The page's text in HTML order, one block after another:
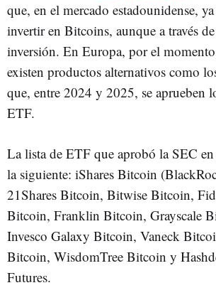
que, en el mercado estadounidense,
invertir en Bitcoins, aunque a través
inversión. En Europa, por el
existen productos alternativos como
que, entre 2024 y 2025, se aprueben
ETF.
La lista de ETF que aprobó la SEC
la siguiente: iShares Bitcoin
21Shares Bitcoin, Bitwise Bitcoin,
Bitcoin, Franklin Bitcoin, Grayscale
Invesco Galaxy Bitcoin, Vaneck
Bitcoin, WisdomTree Bitcoin y
Futures.